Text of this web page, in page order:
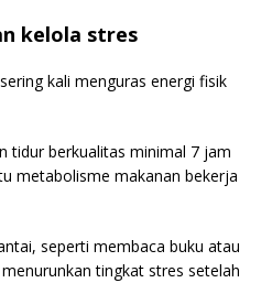
kelola stres
kali menguras energi fisik
tidur berkualitas minimal 7 jam
metabolisme makanan bekerja
seperti membaca buku atau
tingkat stres setelah